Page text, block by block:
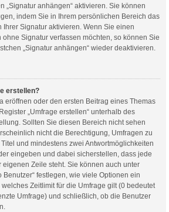
„Signatur anhängen“ aktivieren. Sie können
indem Sie in Ihrem persönlichen Bereich das
Signatur aktivieren. Wenn Sie einen
Signatur verfassen möchten, so können Sie
„Signatur anhängen“ wieder deaktivieren.
erstellen?
eröffnen oder den ersten Beitrag eines Themas
„Umfrage erstellen“ unterhalb des
Sollten Sie diesen Bereich nicht sehen
nicht die Berechtigung, Umfragen zu
und mindestens zwei Antwortmöglichkeiten
eingeben und dabei sicherstellen, dass jede
Zeile steht. Sie können auch unter
Benutzer“ festlegen, wie viele Optionen ein
Zeitlimit für die Umfrage gilt (0 bedeutet
Umfrage) und schließlich, ob die Benutzer